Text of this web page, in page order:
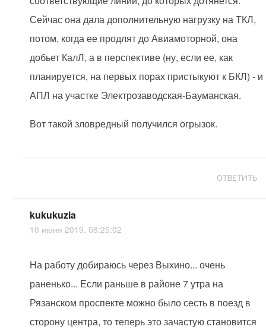
Сейчас она дала дополнительную нагрузку на ТКЛ,
потом, когда ее продлят до Авиамоторной, она
добьет КалЛ, а в перспективе (ну, если ее, как
планируется, на первых порах пристыкуют к БКЛ) - и
АПЛ на участке Электрозаводская-Бауманская.
Вот такой зловредный получился огрызок.
ОТВЕТИТЬ
kukukuzia
10 июня 2019, 08:25:02
На работу добираюсь через Выхино... очень
раненько... Если раньше в районе 7 утра на
Рязанском проспекте можно было сесть в поезд в
сторону центра, то теперь это зачастую становится